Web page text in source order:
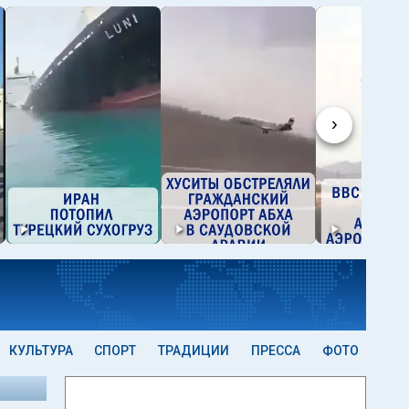
›
КУЛЬТУРА СПОРТ ТРАДИЦИИ ПРЕССА ФОТО